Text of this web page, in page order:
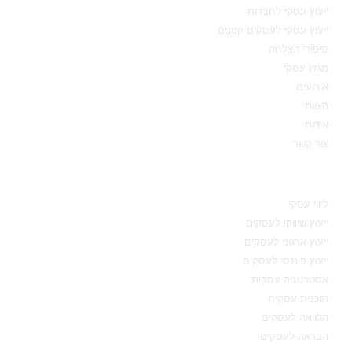
ייעוץ עסקי לחברות
ייעוץ עסקי לעסקים קטנים
סיפורי הצלחה
מגזין עסקי
אירועים
הצוות
אודות
צור קשר
ליווי עסקי
ייעוץ שיווקי לעסקים
ייעוץ ארגוני לעסקים
ייעוץ פיננסי לעסקים
אסטרטגיה עסקית
תוכנית עסקית
הלוואה לעסקים
הבראה לעסקים